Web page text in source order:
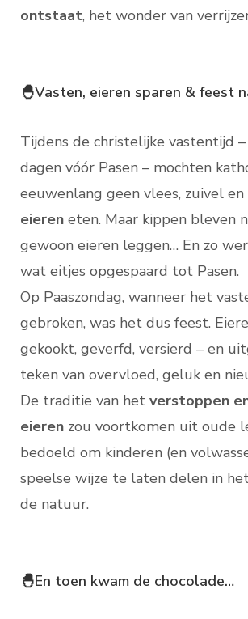
ontstaat, het wonder van
🐣Vasten, eieren sparen & feest
Tijdens de christelijke vastentijd
dagen vóór Pasen – mochten
eeuwenlang geen vlees, zuivel en
eieren eten. Maar kippen bleven
gewoon eieren leggen… En zo
wat eitjes opgespaard tot Pasen.
Op Paaszondag, wanneer het
gebroken, was het dus feest.
gekookt, geverfd, versierd – en
teken van overvloed, geluk en
De traditie van het verstoppen
eieren zou voortkomen uit oude
bedoeld om kinderen (en
speelse wijze te laten delen in
de natuur.
🐣En toen kwam de chocolade…